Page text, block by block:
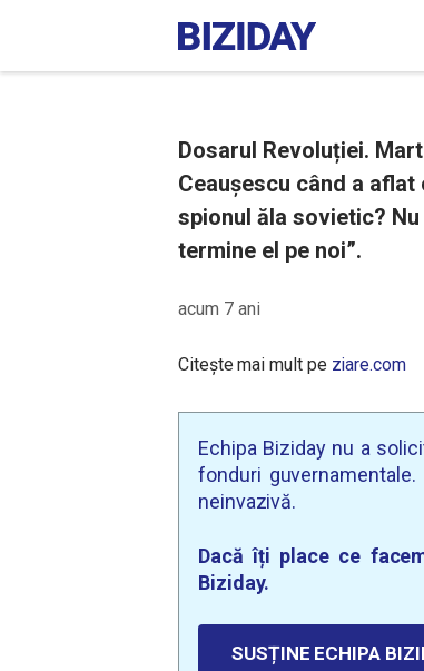
Dosarul Revoluției.
Ceaușescu când a aflat
spionul ăla sovietic?
termine el pe noi”.
acum 7 ani
Citește mai mult pe ziare.com
Echipa Biziday nu a
fonduri
neinvazivă.
Dacă îți place ce
Biziday.
SUSȚINE ECHIPA